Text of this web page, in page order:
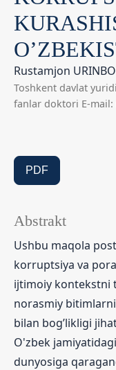
Rustamjon
Toshkent davlat
fanlar doktori E-mail:
PDF
Abstrakt
Ushbu maqola
korruptsiya va
ijtimoiy kontekstni
norasmiy
bilan bog’likligi
O'zbek
dunyosiga